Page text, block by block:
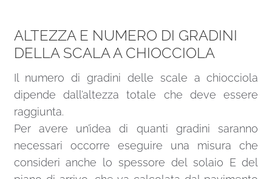
ALTEZZA E NUMERO DI GRADINI
DELLA SCALA A CHIOCCIOLA
Il numero di gradini delle scale a chiocciola
dipende dall’altezza totale che deve essere
raggiunta.
Per avere un’idea di quanti gradini saranno
necessari occorre eseguire una misura che
consideri anche lo spessore del solaio E del